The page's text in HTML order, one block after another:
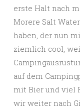
erste Halt nach
Morere Salt
haben, der nun
ziemlich cool,
auf dem
mit Bier und viel
wir weiter nach